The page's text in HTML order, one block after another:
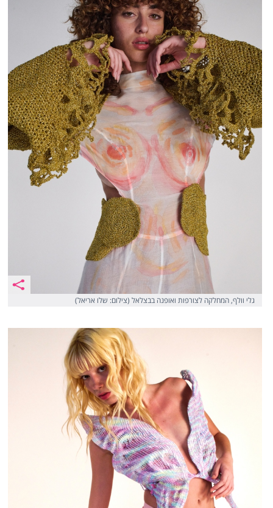
גלי וולף, המחלקה לצורפות ואופנה בבצלאל (צילום: שלו אריאל)